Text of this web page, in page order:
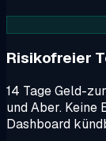
Risikofreier
14 Tage Geld-
und Aber. Keine
Dashboard